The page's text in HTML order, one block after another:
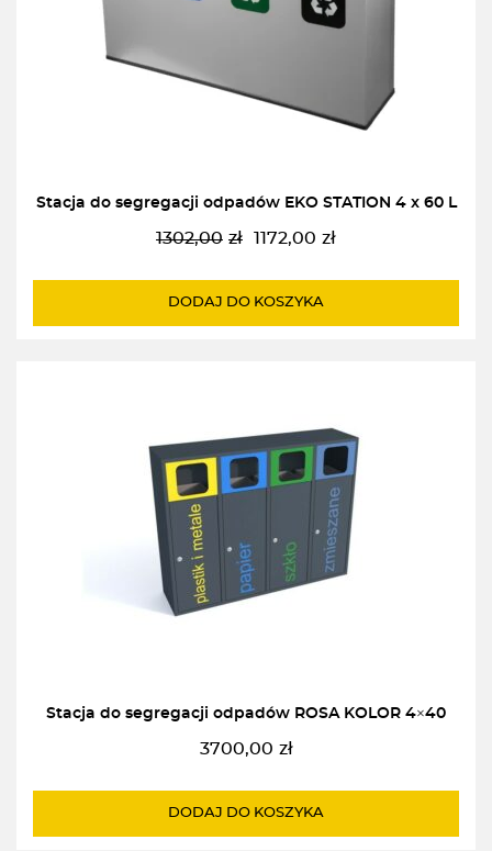
Stacja do segregacji odpadów EKO STATION 4 x 60 L
1302,00 zł
Pierwotna
wynosiła:
1172,00 zł
Aktualna
wynosi:
DODAJ DO KOSZYKA
Stacja do segregacji odpadów ROSA KOLOR 4×40
3700,00 zł
DODAJ DO KOSZYKA